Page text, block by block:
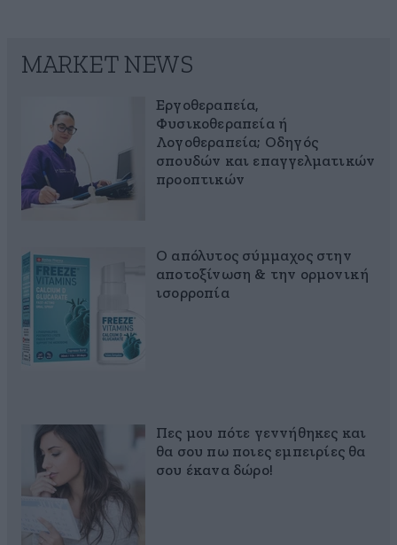
MARKET NEWS
Εργοθεραπεία,
Φυσικοθεραπεία ή
Λογοθεραπεία; Οδηγός
σπουδών και επαγγελματικών
προοπτικών
Ο απόλυτος σύμμαχος στην
αποτοξίνωση & την ορμονική
ισορροπία
Πες μου πότε γεννήθηκες και
θα σου πω ποιες εμπειρίες θα
σου έκανα δώρο!